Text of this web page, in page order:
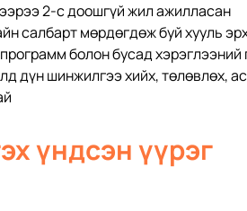
2-с доошгүй жил ажилласан
салбарт мөрдөгдөж буй хууль
болон бусад
дүн шинжилгээ хийх, төлөвлөх,
үндсэн үүрэг